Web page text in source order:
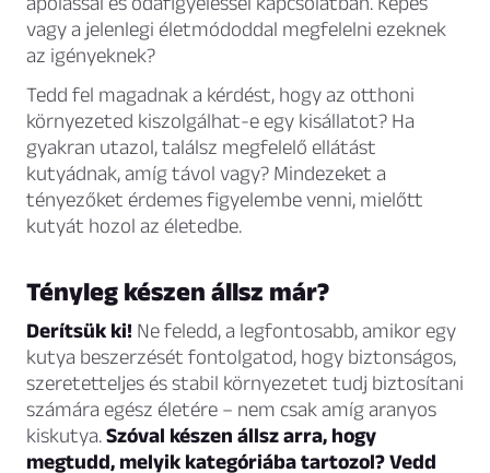
vagy a jelenlegi életmódoddal megfelelni ezeknek
az igényeknek?
Tedd fel magadnak a kérdést, hogy az otthoni
környezeted kiszolgálhat-e egy kisállatot? Ha
gyakran utazol, találsz megfelelő ellátást
kutyádnak, amíg távol vagy? Mindezeket a
tényezőket érdemes figyelembe venni, mielőtt
kutyát hozol az életedbe.
Tényleg készen állsz már?
Derítsük ki! Ne feledd, a legfontosabb, amikor egy
kutya beszerzését fontolgatod, hogy biztonságos,
szeretetteljes és stabil környezetet tudj biztosítani
számára egész életére – nem csak amíg aranyos
kiskutya.Szóval készen állsz arra, hogy
megtudd, melyik kategóriába tartozol? Vedd